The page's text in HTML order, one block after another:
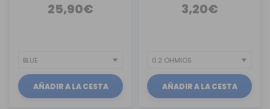
25,90€
AÑADIR A LA CESTA
3,20€
AÑADIR A LA CESTA